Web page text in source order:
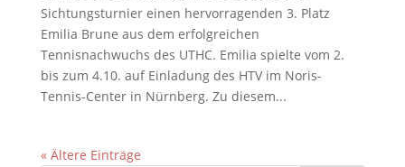
Sichtungsturnier einen hervorragenden 3. Platz
Emilia Brune aus dem erfolgreichen
Tennisnachwuchs des UTHC. Emilia spielte vom 2.
bis zum 4.10. auf Einladung des HTV im Noris-
Tennis-Center in Nürnberg. Zu diesem...
« Ältere Einträge